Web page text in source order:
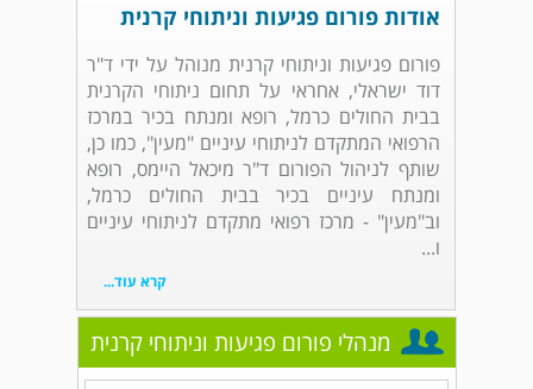
אודות פורום פגיעות וניתוחי קרנית
פורום פגיעות וניתוחי קרנית מנוהל על ידי ד"ר
דוד ישראלי, אחראי על תחום ניתוחי הקרנית
בבית החולים כרמל, רופא ומנתח בכיר במרכז
הרפואי המתקדם לניתוחי עיניים "מעין", כמו כן,
שותף לניהול הפורום ד"ר מיכאל היימס, רופא
ומנתח עיניים בכיר בבית החולים כרמל,
וב"מעין" - מרכז רפואי מתקדם לניתוחי עיניים
ו...
קרא עוד...
מנהלי פורום פגיעות וניתוחי קרנית